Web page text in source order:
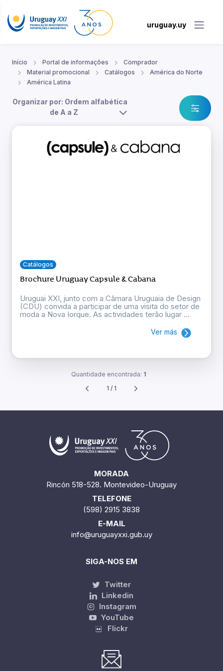
uruguay.uy
Início Portal de informações
Comprador
Material promocional
Catálogos
América do Norte
América Latina
Organizar por: Ordem alfabética
de A a Z
Catálogos
Brochure Uruguay Capsule & Cabana
Uruguai XXI, junto com a Câmara Uruguaia de Design
(CDU) convida a participar de uma visita do setor de
moda a Nova Iorque. As actividades terão lugar ...
Ver más
Quantidade encontrada: 1
1 / 1
MORADA
Rincón 518-528. Montevideo-Uruguay
TELEFONE
(598) 2915 3838
E-MAIL
info@uruguayxxi.gub.uy
SIGA-NOS EM
Twitter
Linkedin
Instagram
YouTube
Flickr